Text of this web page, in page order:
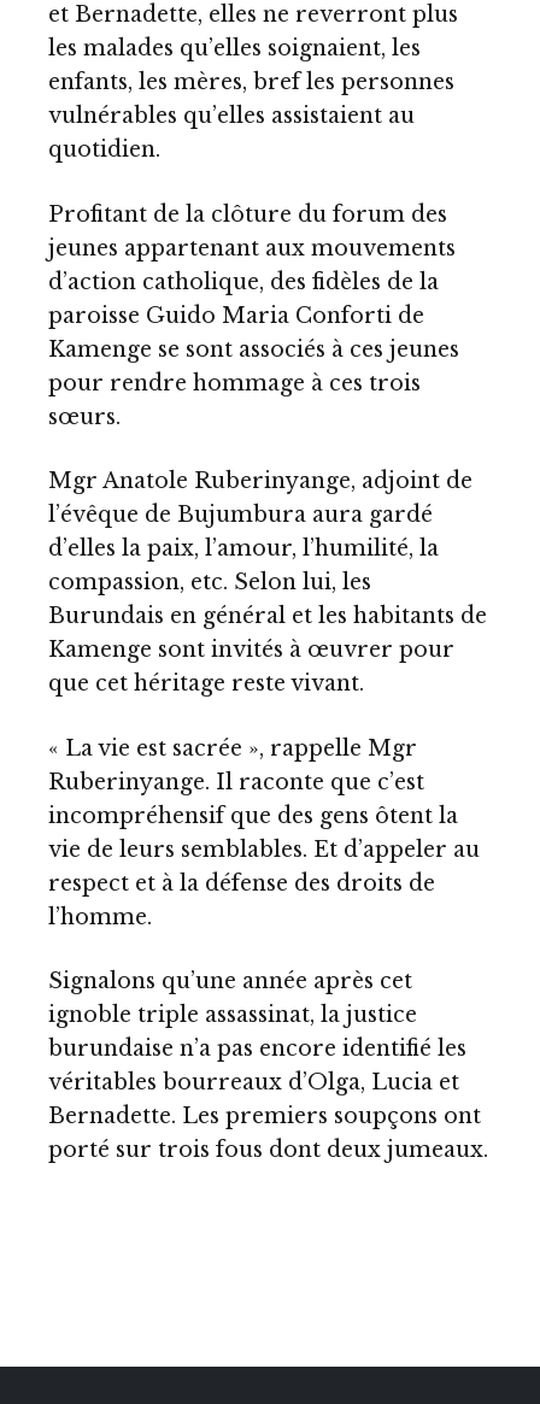
et Bernadette, elles ne reverront plus
les malades qu’elles soignaient, les
enfants, les mères, bref les personnes
vulnérables qu’elles assistaient au
quotidien.
Profitant de la clôture du forum des
jeunes appartenant aux mouvements
d’action catholique, des fidèles de la
paroisse Guido Maria Conforti de
Kamenge se sont associés à ces jeunes
pour rendre hommage à ces trois
sœurs.
Mgr Anatole Ruberinyange, adjoint de
l’évêque de Bujumbura aura gardé
d’elles la paix, l’amour, l’humilité, la
compassion, etc. Selon lui, les
Burundais en général et les habitants de
Kamenge sont invités à œuvrer pour
que cet héritage reste vivant.
« La vie est sacrée », rappelle Mgr
Ruberinyange. Il raconte que c’est
incompréhensif que des gens ôtent la
vie de leurs semblables. Et d’appeler au
respect et à la défense des droits de
l’homme.
Signalons qu’une année après cet
ignoble triple assassinat, la justice
burundaise n’a pas encore identifié les
véritables bourreaux d’Olga, Lucia et
Bernadette. Les premiers soupçons ont
porté sur trois fous dont deux jumeaux.